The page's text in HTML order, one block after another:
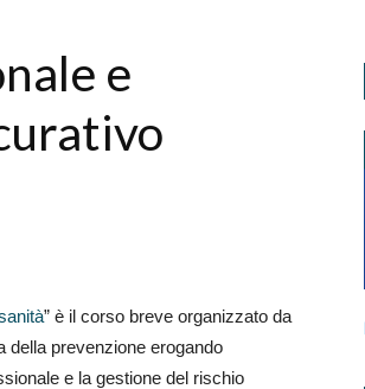
e
” è il corso breve organizzato da
della prevenzione erogando
e la gestione del rischio